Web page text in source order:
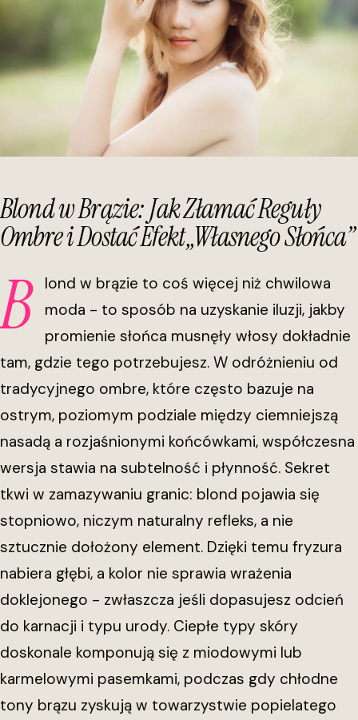
Blond w Brązie: Jak Złamać Reguły
Ombre i Dostać Efekt „Własnego Słońca”
B
lond w brązie to coś więcej niż chwilowa
moda - to sposób na uzyskanie iluzji, jakby
promienie słońca musnęły włosy dokładnie
tam, gdzie tego potrzebujesz. W odróżnieniu od
tradycyjnego ombre, które często bazuje na
ostrym, poziomym podziale między ciemniejszą
nasadą a rozjaśnionymi końcówkami, współczesna
wersja stawia na subtelność i płynność. Sekret
tkwi w zamazywaniu granic: blond pojawia się
stopniowo, niczym naturalny refleks, a nie
sztucznie dołożony element. Dzięki temu fryzura
nabiera głębi, a kolor nie sprawia wrażenia
doklejonego - zwłaszcza jeśli dopasujesz odcień
do karnacji i typu urody. Ciepłe typy skóry
doskonale komponują się z miodowymi lub
karmelowymi pasemkami, podczas gdy chłodne
tony brązu zyskują w towarzystwie popielatego